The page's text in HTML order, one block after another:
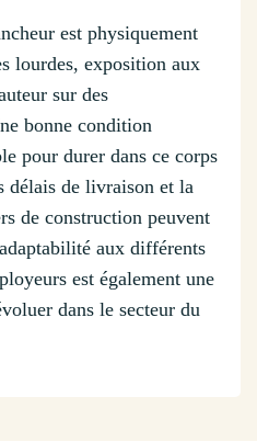
est physiquement
lourdes, exposition aux
sur des
bonne condition
pour durer dans ce corps
délais de livraison et la
de construction peuvent
aux différents
est également une
dans le secteur du